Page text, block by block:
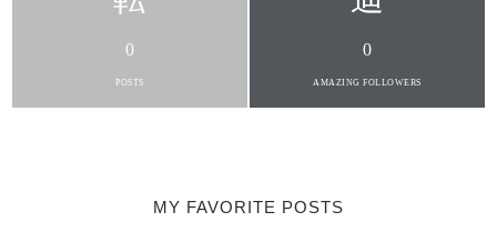
0
POSTS
0
AMAZING FOLLOWERS
MY FAVORITE POSTS